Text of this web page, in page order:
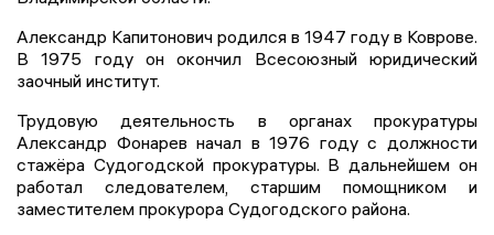
Александр Капитонович родился в 1947 году в Коврове.
В 1975 году он окончил Всесоюзный юридический
заочный институт.
Трудовую деятельность в органах прокуратуры
Александр Фонарев начал в 1976 году с должности
стажёра Судогодской прокуратуры. В дальнейшем он
работал следователем, старшим помощником и
заместителем прокурора Судогодского района.